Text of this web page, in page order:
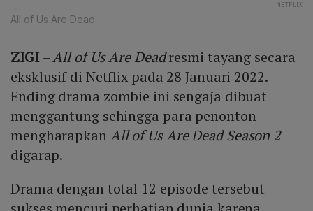
NETFLIX
All of Us Are Dead
ZIGI–All of Us Are Deadresmi tayang secara
eksklusif di Netflix pada 28 Januari 2022.
Ending drama zombie ini sengaja dibuat
menggantung sehingga para penonton
mengharapkan All of Us Are Dead Season 2
digarap.
Drama dengan total 12 episode tersebut